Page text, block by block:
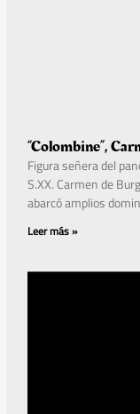
“Colombine”,
Figura señera del
S.XX. Carmen de
abarcó amplios
Leer más »